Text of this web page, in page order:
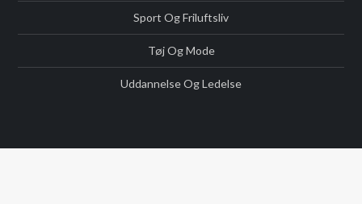
Sport Og Friluftsliv
Tøj Og Mode
Uddannelse Og Ledelse